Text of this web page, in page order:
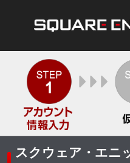
スクウェア・エニ